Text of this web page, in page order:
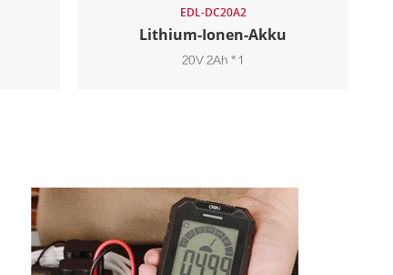
EDL-DC20A2
Lithium-Ionen-Akku
20V 2Ah * 1